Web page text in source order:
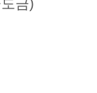
금)